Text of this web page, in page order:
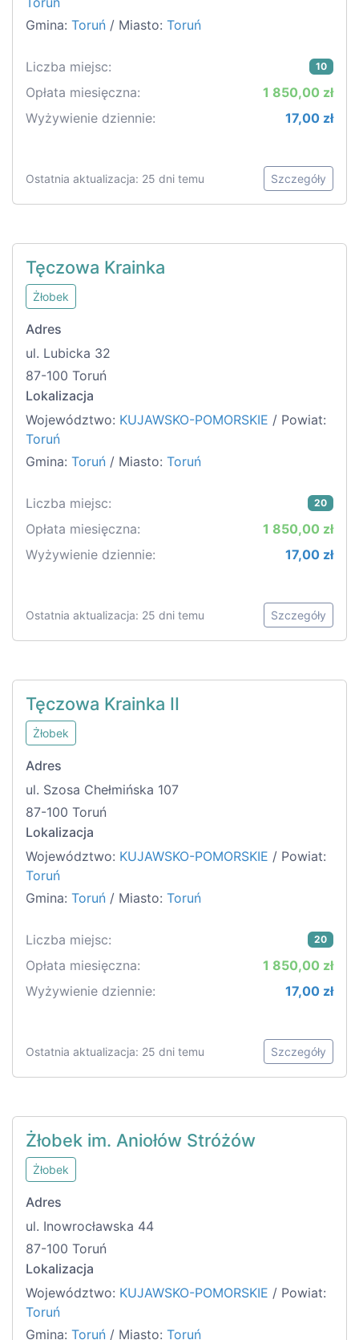
Gmina: Toruń / Miasto: Toruń
Liczba miejsc: 10
Opłata miesięczna:
1 850,00 zł
Wyżywienie dziennie:
17,00 zł
Ostatnia aktualizacja: 25 dni temu Szczegóły
Tęczowa Krainka
Żłobek
Adres
ul. Lubicka 32
87-100 Toruń
Lokalizacja
Województwo: KUJAWSKO-POMORSKIE / Powiat:
Toruń
Gmina: Toruń / Miasto: Toruń
Liczba miejsc: 20
Opłata miesięczna:
1 850,00 zł
Wyżywienie dziennie:
17,00 zł
Ostatnia aktualizacja: 25 dni temu Szczegóły
Tęczowa Krainka II
Żłobek
Adres
ul. Szosa Chełmińska 107
87-100 Toruń
Lokalizacja
Województwo: KUJAWSKO-POMORSKIE / Powiat:
Toruń
Gmina: Toruń / Miasto: Toruń
Liczba miejsc: 20
Opłata miesięczna:
1 850,00 zł
Wyżywienie dziennie:
17,00 zł
Ostatnia aktualizacja: 25 dni temu Szczegóły
Żłobek im. Aniołów Stróżów
Żłobek
Adres
ul. Inowrocławska 44
87-100 Toruń
Lokalizacja
Województwo: KUJAWSKO-POMORSKIE / Powiat:
Toruń
Gmina: Toruń / Miasto: Toruń